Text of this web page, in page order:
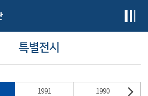
특별전시
1991 1990